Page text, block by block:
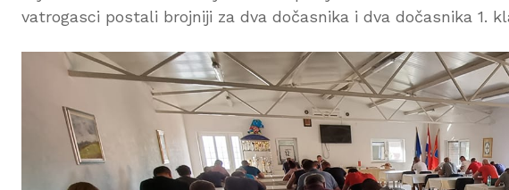
vatrogasci postali brojniji za dva dočasnika i dva dočasnika 1.